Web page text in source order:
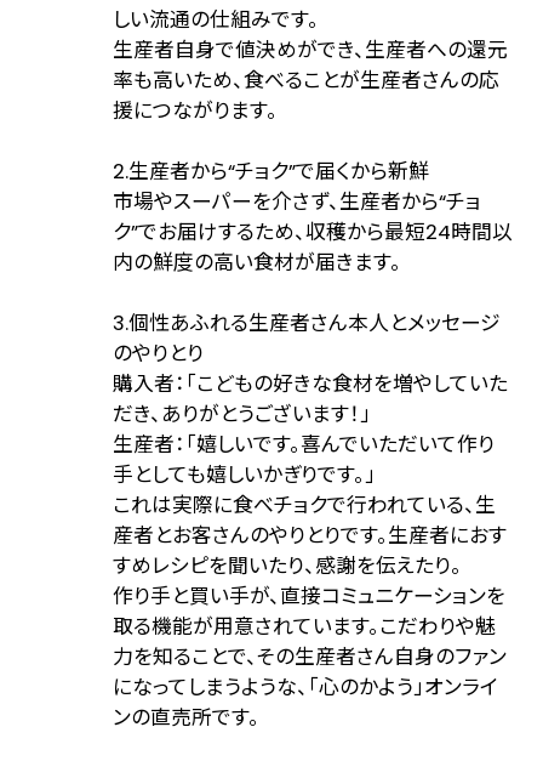
しい流通の仕組みです。
生産者自身で値決めができ、生産者への還元
率も高いため、食べることが生産者さんの応
援につながります。
2.生産者から“チョク”で届くから新鮮
市場やスーパーを介さず、生産者から“チョ
ク”でお届けするため、収穫から最短24時間以
内の鮮度の高い食材が届きます。
3.個性あふれる生産者さん本人とメッセージ
のやりとり
購入者：「こどもの好きな食材を増やしていた
だき、ありがとうございます！」
生産者：「嬉しいです。喜んでいただいて作り
手としても嬉しいかぎりです。」
これは実際に食べチョクで行われている、生
産者とお客さんのやりとりです。生産者におす
すめレシピを聞いたり、感謝を伝えたり。
作り手と買い手が、直接コミュニケーションを
取る機能が用意されています。こだわりや魅
力を知ることで、その生産者さん自身のファン
になってしまうような、「心のかよう」オンライ
ンの直売所です。